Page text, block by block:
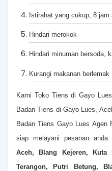
Istirahat yang cukup, 8 jam
Hindari merokok
Hindari minuman bersoda,
Kurangi makanan berlemak
Kami Toko Tiens di Gayo
Badan Tiens di Gayo Lues,
Badan Tiens Gayo Lues Agen
siap melayani pesanan anda
Aceh, Blang Kejeren,
Terangon, Putri Betung,